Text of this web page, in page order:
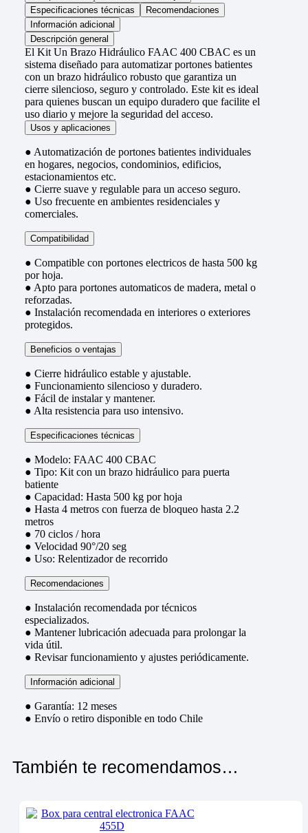
Especificaciones técnicas
Recomendaciones
Información adicional
Descripción general
El Kit Un Brazo Hidráulico FAAC 400 CBAC es un
sistema diseñado para automatizar portones batientes
con un brazo hidráulico robusto que garantiza un
cierre silencioso, seguro y controlado. Este kit es ideal
para quienes buscan un equipo duradero que facilite el
uso diario y mejore la seguridad del acceso.
Usos y aplicaciones
● Automatización de portones batientes individuales
en hogares, negocios, condominios, edificios,
estacionamientos etc.
● Cierre suave y regulable para un acceso seguro.
● Uso frecuente en ambientes residenciales y
comerciales.
Compatibilidad
● Compatible con portones electricos de hasta 500 kg
por hoja.
● Apto para portones automaticos de madera, metal o
reforzadas.
● Instalación recomendada en interiores o exteriores
protegidos.
Beneficios o ventajas
● Cierre hidráulico estable y ajustable.
● Funcionamiento silencioso y duradero.
● Fácil de instalar y mantener.
● Alta resistencia para uso intensivo.
Especificaciones técnicas
● Modelo: FAAC 400 CBAC
● Tipo: Kit con un brazo hidráulico para puerta
batiente
● Capacidad: Hasta 500 kg por hoja
● Hasta 4 metros con fuerza de bloqueo hasta 2.2
metros
● 70 ciclos / hora
● Velocidad 90°/20 seg
● Uso: Relentizador de recorrido
Recomendaciones
● Instalación recomendada por técnicos
especializados.
● Mantener lubricación adecuada para prolongar la
vida útil.
● Revisar funcionamiento y ajustes periódicamente.
Información adicional
● Garantía: 12 meses
● Envío o retiro disponible en todo Chile
También te recomendamos…